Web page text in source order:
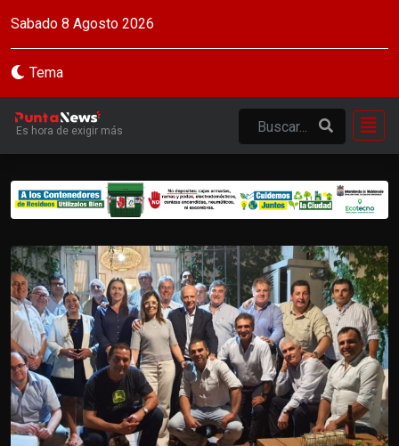
Sabado 8 Agosto 2026
Tema
Es hora de exigir más